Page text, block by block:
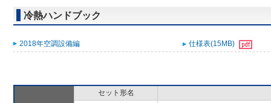
冷熱ハンドブック
2018年空調設備編 仕様表(15MB)
セット形名